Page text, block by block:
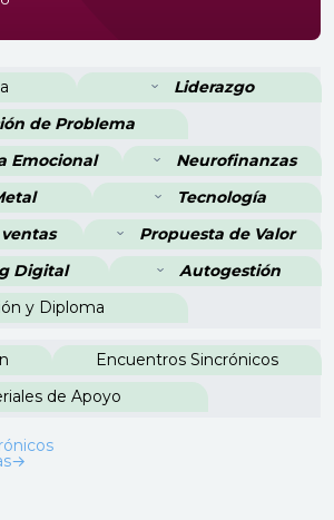
da seçãoLiderazgo
de Problema
Emocional
Neurofinanzas
Tecnología
Propuesta de Valor
Digital
Autogestión
y Diploma
Encuentros Sincrónicos
de Apoyo
→